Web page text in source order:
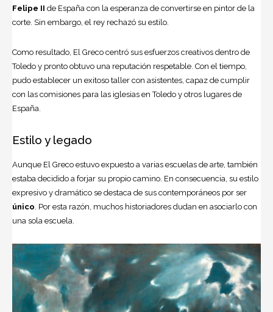
Felipe II de España con la esperanza de convertirse en pintor de la
corte. Sin embargo, el rey rechazó su estilo.
Como resultado, El Greco centró sus esfuerzos creativos dentro de
Toledo y pronto obtuvo una reputación respetable. Con el tiempo,
pudo establecer un exitoso taller con asistentes, capaz de cumplir
con las comisiones para las iglesias en Toledo y otros lugares de
España.
Estilo y legado
Aunque El Greco estuvo expuesto a varias escuelas de arte, también
estaba decidido a forjar su propio camino. En consecuencia, su estilo
expresivo y dramático se destaca de sus contemporáneos por ser
único. Por esta razón, muchos historiadores dudan en asociarlo con
una sola escuela.